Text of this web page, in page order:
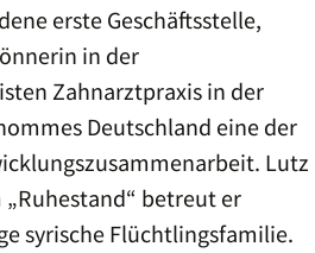
erste Geschäftsstelle,
in der
Zahnarztpraxis in der
Deutschland eine der
Lutz
betreut er
syrische Flüchtlingsfamilie.